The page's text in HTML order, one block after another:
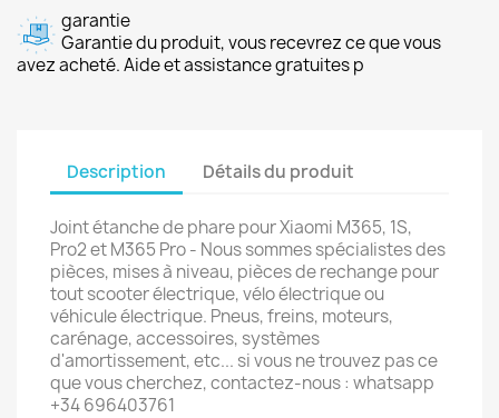
garantie
Garantie du produit, vous recevrez ce que vous
avez acheté. Aide et assistance gratuites p
Description Détails du produit
Joint étanche de phare pour Xiaomi M365, 1S,
Pro2 et M365 Pro - Nous sommes spécialistes des
pièces, mises à niveau, pièces de rechange pour
tout scooter électrique, vélo électrique ou
véhicule électrique. Pneus, freins, moteurs,
carénage, accessoires, systèmes
d'amortissement, etc... si vous ne trouvez pas ce
que vous cherchez, contactez-nous : whatsapp
+34 696403761